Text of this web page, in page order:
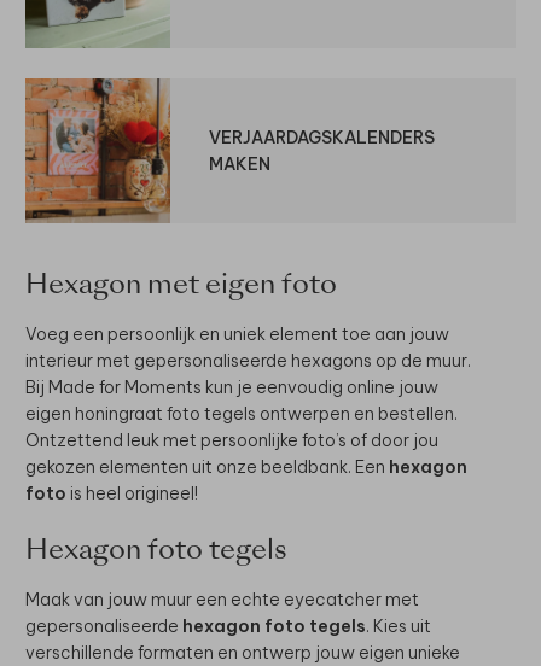
VERJAARDAGSKALENDERS
MAKEN
Hexagon met eigen foto
Voeg een persoonlijk en uniek element toe aan jouw
interieur met gepersonaliseerde hexagons op de muur.
Bij Made for Moments kun je eenvoudig online jouw
eigen honingraat foto tegels ontwerpen en bestellen.
Ontzettend leuk met persoonlijke foto’s of door jou
gekozen elementen uit onze beeldbank. Een hexagon
foto is heel origineel!
Hexagon foto tegels
Maak van jouw muur een echte eyecatcher met
gepersonaliseerde hexagon foto tegels. Kies uit
verschillende formaten en ontwerp jouw eigen unieke